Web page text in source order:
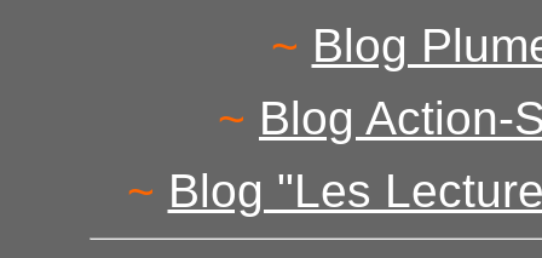
~ Blog
~ Blog Action-
~ Blog "Les